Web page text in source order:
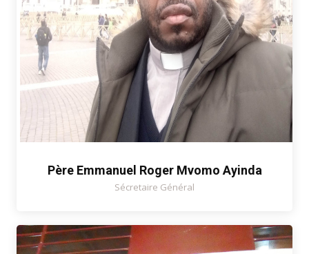
Père Emmanuel Roger Mvomo Ayinda
Sécretaire Général